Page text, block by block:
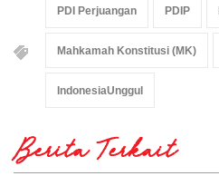
PDI Perjuangan PDIP
Mahkamah Konstitusi (MK)
IndonesiaUnggul
Berita Terkait